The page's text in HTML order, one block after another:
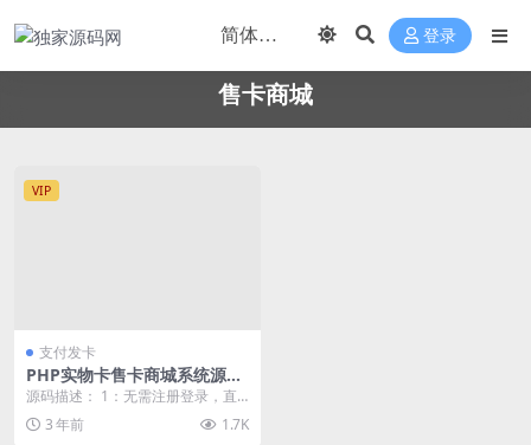
登录
售卡商城
VIP
支付发卡
PHP实物卡售卡商城系统源码
开源无授权无后门
源码描述： 1：无需注册登录，直
接填写收货信息付款购买 2：后台
可配置支付，支持...
3 年前 1.7K